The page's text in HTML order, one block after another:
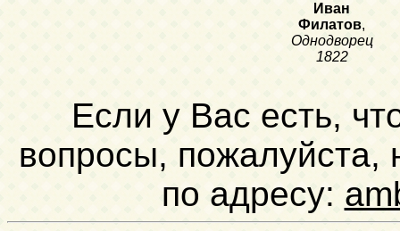
Иван
Филатов,
Однодворец
1822
Если у Вас есть,
вопросы, пожалуйста,
по адресу: